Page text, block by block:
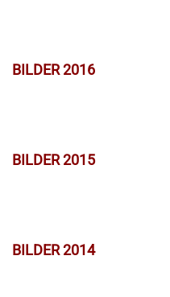
BILDER 2016
BILDER 2015
BILDER 2014